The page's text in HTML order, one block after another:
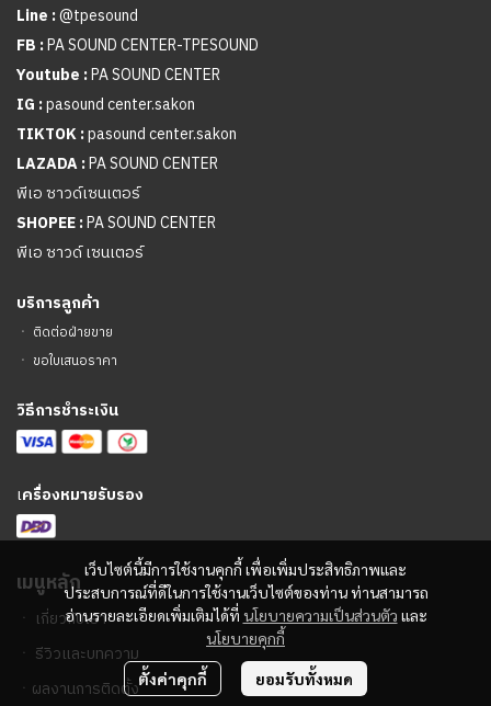
เว็บไซต์นี้มีการใช้งานคุกกี้ เพื่อเพิ่มประสิทธิภาพและ
ประสบการณ์ที่ดีในการใช้งานเว็บไซต์ของท่าน ท่านสามารถ
อ่านรายละเอียดเพิ่มเติมได้ที่ นโยบายความเป็นส่วนตัว และ
นโยบายคุกกี้
ตั้งค่าคุกกี้ ยอมรับทั้งหมด
Line :@tpesound
FB :PA SOUND CENTER-TPESOUND
Youtube :PA SOUND CENTER
IG :pasound center.sakon
TIKTOK :pasound center.sakon
LAZADA :PA SOUND CENTER
พีเอ ซาวด์เซนเตอร์
SHOPEE :PA SOUND CENTER
พีเอ ซาวด์ เซนเตอร์
บริการลูกค้า
ㆍ ติดต่อฝ่ายขาย
ㆍ ขอใบเสนอราคา
วิธีการชำระเงิน
เครื่องหมายรับรอง
เมนูหลัก
ㆍ เกี่ยวกับเรา
ㆍ รีวิวและบทความ
ㆍ ผลงานการติดตั้ง